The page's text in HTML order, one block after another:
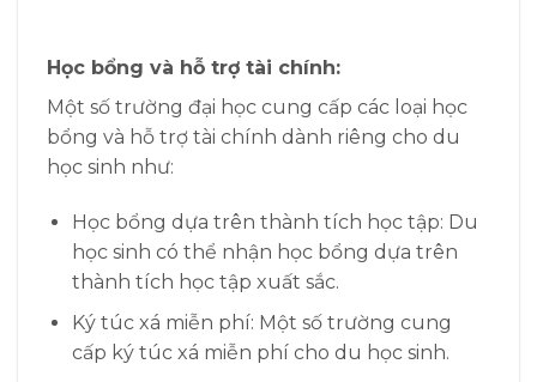
Học bổng và hỗ trợ tài chính:
Một số trường đại học cung cấp các loại học
bổng và hỗ trợ tài chính dành riêng cho du
học sinh như:
Học bổng dựa trên thành tích học tập: Du
học sinh có thể nhận học bổng dựa trên
thành tích học tập xuất sắc.
Ký túc xá miễn phí: Một số trường cung
cấp ký túc xá miễn phí cho du học sinh.